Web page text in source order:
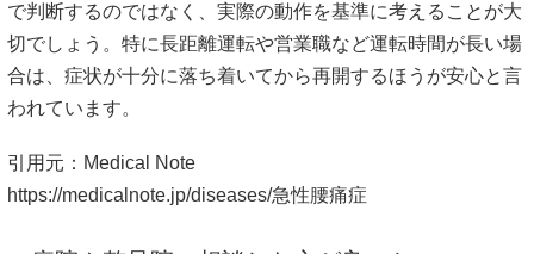
で判断するのではなく、実際の動作を基準に考えることが大
切でしょう。特に長距離運転や営業職など運転時間が長い場
合は、症状が十分に落ち着いてから再開するほうが安心と言
われています。
引用元：Medical Note
https://medicalnote.jp/diseases/急性腰痛症